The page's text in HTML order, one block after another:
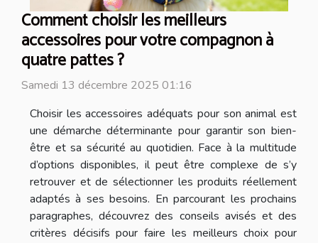
Comment choisir les meilleurs
accessoires pour votre compagnon à
quatre pattes ?
Samedi 13 décembre 2025 01:16
Choisir les accessoires adéquats pour son animal est
une démarche déterminante pour garantir son bien-
être et sa sécurité au quotidien. Face à la multitude
d’options disponibles, il peut être complexe de s’y
retrouver et de sélectionner les produits réellement
adaptés à ses besoins. En parcourant les prochains
paragraphes, découvrez des conseils avisés et des
critères décisifs pour faire les meilleurs choix pour